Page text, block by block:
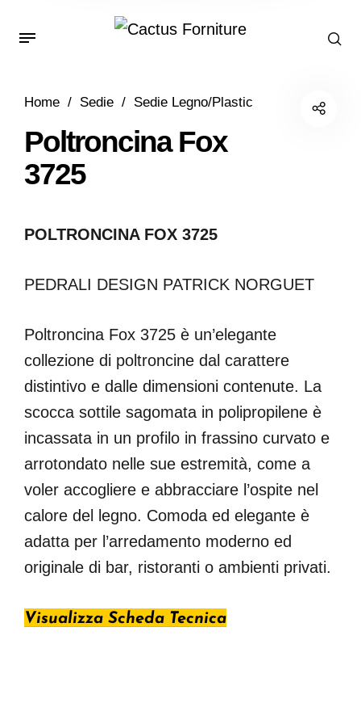
Home / Sedie / Sedie Legno/Plastic
Poltroncina Fox
3725
POLTRONCINA FOX 3725
PEDRALI DESIGN PATRICK NORGUET
Poltroncina Fox 3725 è un’elegante
collezione di poltroncine dal carattere
distintivo e dalle dimensioni contenute. La
scocca sottile sagomata in polipropilene è
incassata in un profilo in frassino curvato e
arrotondato nelle sue estremità, come a
voler accogliere e abbracciare l’ospite nel
calore del legno. Comoda ed elegante è
adatta per l’arredamento moderno ed
originale di bar, ristoranti o ambienti privati.
Visualizza Scheda Tecnica